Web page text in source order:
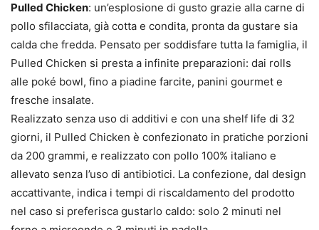
Pulled Chicken: un’esplosione di gusto grazie alla carne di
pollo sfilacciata, già cotta e condita, pronta da gustare sia
calda che fredda. Pensato per soddisfare tutta la famiglia, il
Pulled Chicken si presta a infinite preparazioni: dai rolls
alle poké bowl, fino a piadine farcite, panini gourmet e
fresche insalate.
Realizzato senza uso di additivi e con una shelf life di 32
giorni, il Pulled Chicken è confezionato in pratiche porzioni
da 200 grammi, e realizzato con pollo 100% italiano e
allevato senza l’uso di antibiotici. La confezione, dal design
accattivante, indica i tempi di riscaldamento del prodotto
nel caso si preferisca gustarlo caldo: solo 2 minuti nel